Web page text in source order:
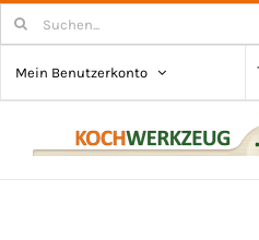
Zum
Inhalt
springen
Suchen
nach:
Mein Benutzerkonto